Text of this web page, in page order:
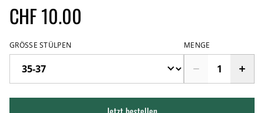
CHF 10.00
GRÖSSE STÜLPEN MENGE